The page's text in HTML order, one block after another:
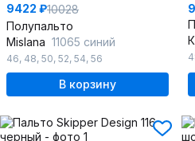
9422 ₽10028
Полупальто
Mislana 11065 синий
46, 48, 50, 52, 54, 56
В корзину